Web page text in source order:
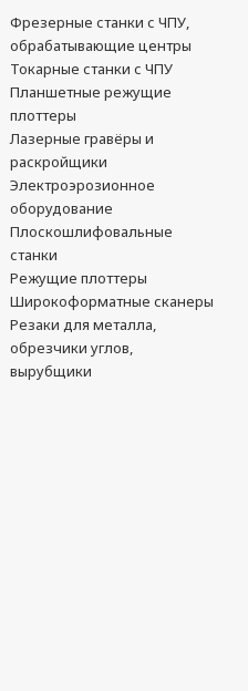
Фрезерные станки с ЧПУ,
обрабатывающие центры
Токарные станки с ЧПУ
Планшетные режущие
плоттеры
Лазерные гравёры и
раскройщики
Электроэрозионное
оборудование
Плоскошлифовальные
станки
Режущие плоттеры
Широкоформатные сканеры
Резаки для металла,
обрезчики углов,
вырубщики